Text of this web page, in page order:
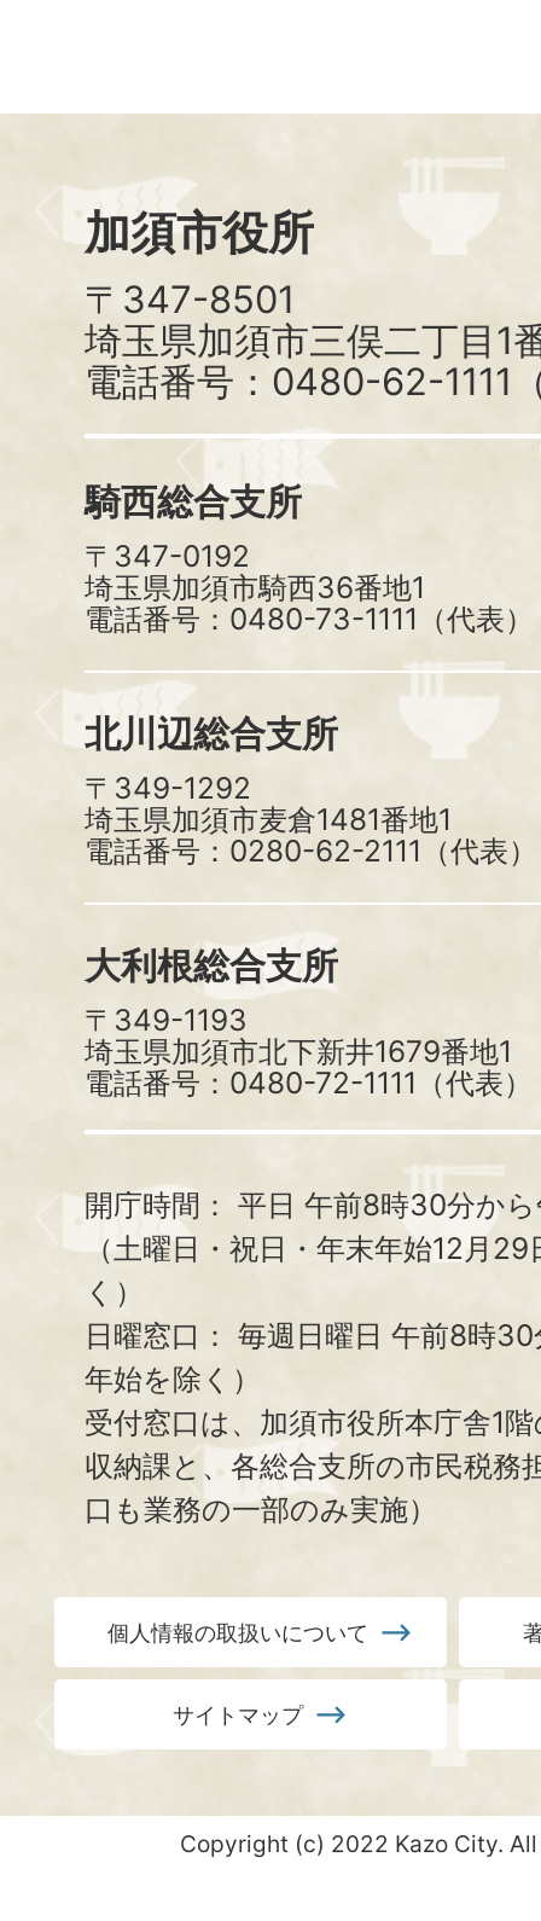
加須市役所
〒347-8501
埼玉県加須市三俣二丁目1
電話番号：0480-62-1111
騎西総合支所
〒347-0192
埼玉県加須市騎西36番地1
電話番号：0480-73-1111（代表）
北川辺総合支所
〒349-1292
埼玉県加須市麦倉1481番地1
電話番号：0280-62-2111（代表）
大利根総合支所
〒349-1193
埼玉県加須市北下新井1679番地1
電話番号：0480-72-1111（代表）
開庁時間： 平日 午前8時30分か
（土曜日・祝日・年末年始12月
く）
日曜窓口： 毎週日曜日 午前8時
年始を除く）
受付窓口は、加須市役所本庁舎1
収納課と、 各総合支所の市民税務
口も業務の一部のみ実施）
個人情報の取扱いについて
サイトマップ
Copyright (c) 2022 Kazo City.